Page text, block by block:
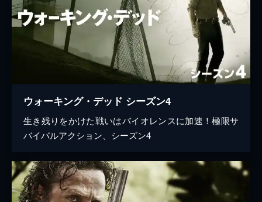
ウォーキング・デッド シーズン4
生き残りをかけた戦いはバイオレンスに加速！極限サ
バイバルアクション、シーズン4